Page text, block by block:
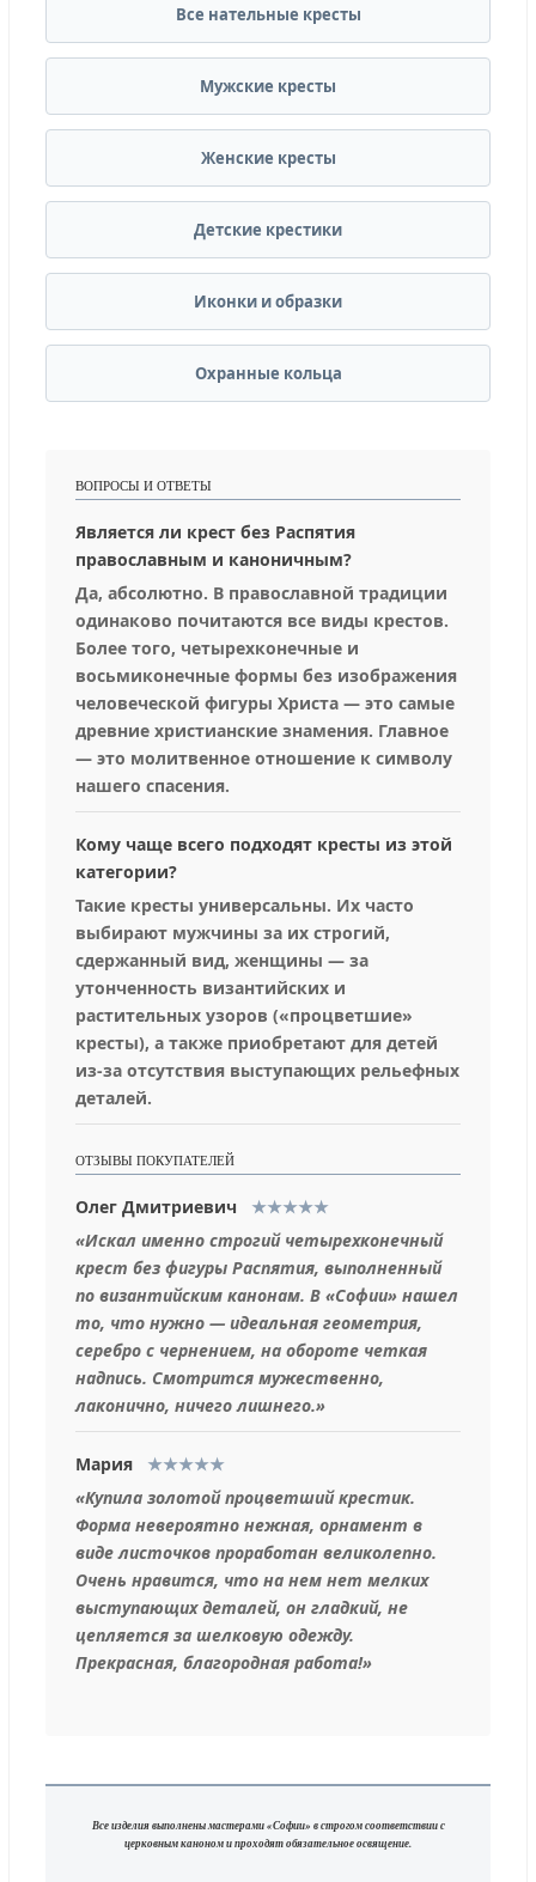
Все нательные кресты
Мужские кресты
Женские кресты
Детские крестики
Иконки и образки
Охранные кольца
ВОПРОСЫ И ОТВЕТЫ
Является ли крест без Распятия
православным и каноничным?
Да, абсолютно. В православной традиции
одинаково почитаются все виды крестов.
Более того, четырехконечные и
восьмиконечные формы без изображения
человеческой фигуры Христа — это самые
древние христианские знамения. Главное
— это молитвенное отношение к символу
нашего спасения.
Кому чаще всего подходят кресты из этой
категории?
Такие кресты универсальны. Их часто
выбирают мужчины за их строгий,
сдержанный вид, женщины — за
утонченность византийских и
растительных узоров («процветшие»
кресты), а также приобретают для детей
из-за отсутствия выступающих рельефных
деталей.
ОТЗЫВЫ ПОКУПАТЕЛЕЙ
Олег Дмитриевич
★★★★★
«Искал именно строгий четырехконечный
крест без фигуры Распятия, выполненный
по византийским канонам. В «Софии» нашел
то, что нужно — идеальная геометрия,
серебро с чернением, на обороте четкая
надпись. Смотрится мужественно,
лаконично, ничего лишнего.»
Мария
★★★★★
«Купила золотой процветший крестик.
Форма невероятно нежная, орнамент в
виде листочков проработан великолепно.
Очень нравится, что на нем нет мелких
выступающих деталей, он гладкий, не
цепляется за шелковую одежду.
Прекрасная, благородная работа!»
Все изделия выполнены мастерами «Софии» в строгом соответствии с
церковным каноном и проходят обязательное освящение.